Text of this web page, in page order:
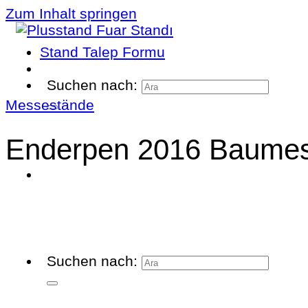
Zum Inhalt springen
Stand Talep Formu
Suchen nach:
Suchen nach:
Messestände
Enderpen 2016